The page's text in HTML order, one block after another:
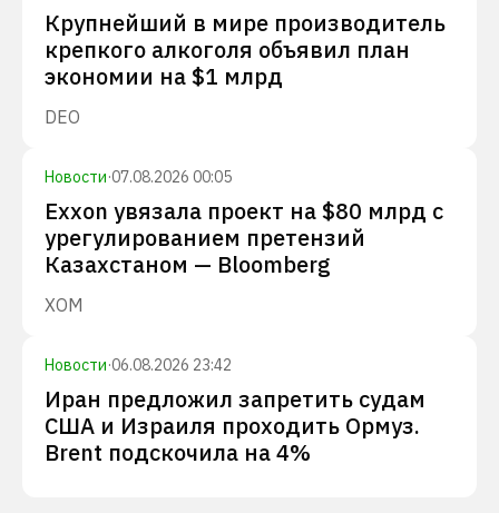
Крупнейший в мире производитель
крепкого алкоголя объявил план
экономии на $1 млрд
DEO
Новости·07.08.2026 00:05
Exxon увязала проект на $80 млрд с
урегулированием претензий
Казахстаном — Bloomberg
XOM
Новости·06.08.2026 23:42
Иран предложил запретить судам
США и Израиля проходить Ормуз.
Brent подскочила на 4%